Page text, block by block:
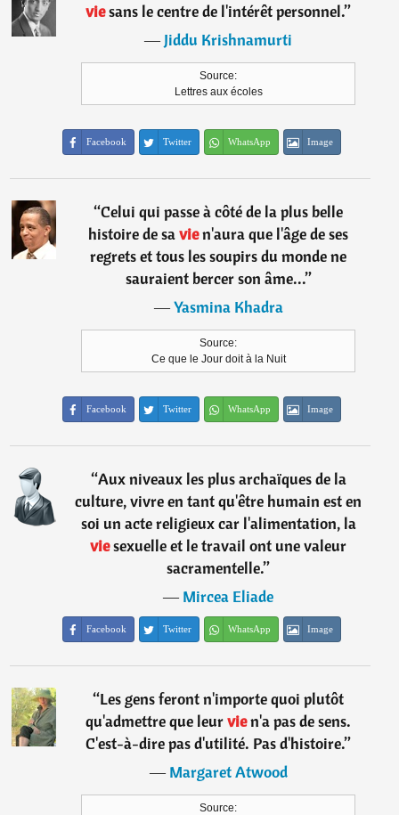
viesans le centre de l'intérêt personnel.”
―Jiddu Krishnamurti
Source:
Lettres aux écoles
Facebook Twitter WhatsApp Image
“Celui qui passe à côté de la plus belle
histoire de savien'aura que l'âge de ses
regrets et tous les soupirs du monde ne
sauraient bercer son âme...”
―Yasmina Khadra
Source:
Ce que le Jour doit à la Nuit
Facebook Twitter WhatsApp Image
“Aux niveaux les plus archaïques de la
culture, vivre en tant qu'être humain est en
soi un acte religieux car l'alimentation, la
viesexuelle et le travail ont une valeur
sacramentelle.”
―Mircea Eliade
Facebook Twitter WhatsApp Image
“Les gens feront n'importe quoi plutôt
qu'admettre que leurvien'a pas de sens.
C'est-à-dire pas d'utilité. Pas d'histoire.”
―Margaret Atwood
Source: